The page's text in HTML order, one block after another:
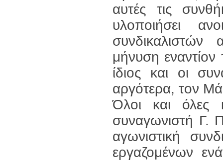
αυτές τις
υλοποιήσει
μήνυση
ίδιος και οι
αργότερα, τον
Όλοι και όλες
συναγωνιστή Γ.
αγωνιστική
εργαζομένων